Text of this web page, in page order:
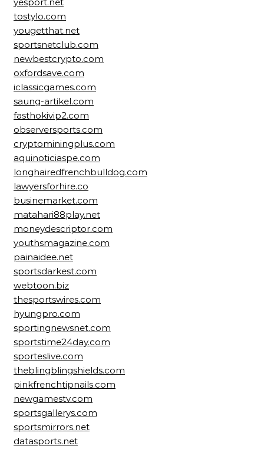
tostylo.com
yougetthat.net
sportsnetclub.com
newbestcrypto.com
oxfordsave.com
iclassicgames.com
saung-artikel.com
fasthokivip2.com
observersports.com
cryptominingplus.com
aquinoticiaspe.com
longhairedfrenchbulldog.com
lawyersforhire.co
businemarket.com
matahari88play.net
moneydescriptor.com
youthsmagazine.com
painaidee.net
sportsdarkest.com
webtoon.biz
thesportswires.com
hyungpro.com
sportingnewsnet.com
sportstime24day.com
sporteslive.com
theblingblingshields.com
pinkfrenchtipnails.com
newgamestv.com
sportsgallerys.com
sportsmirrors.net
datasports.net